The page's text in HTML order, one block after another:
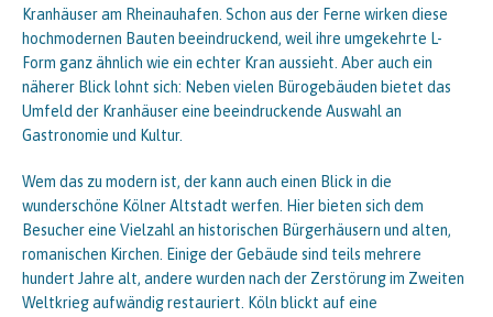
Kranhäuser am Rheinauhafen. Schon aus der Ferne wirken diese
hochmodernen Bauten beeindruckend, weil ihre umgekehrte L-
Form ganz ähnlich wie ein echter Kran aussieht. Aber auch ein
näherer Blick lohnt sich: Neben vielen Bürogebäuden bietet das
Umfeld der Kranhäuser eine beeindruckende Auswahl an
Gastronomie und Kultur.
Wem das zu modern ist, der kann auch einen Blick in die
wunderschöne Kölner Altstadt werfen. Hier bieten sich dem
Besucher eine Vielzahl an historischen Bürgerhäusern und alten,
romanischen Kirchen. Einige der Gebäude sind teils mehrere
hundert Jahre alt, andere wurden nach der Zerstörung im Zweiten
Weltkrieg aufwändig restauriert. Köln blickt auf eine